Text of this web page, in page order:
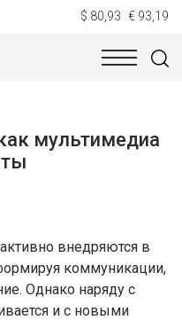
$ 80,93 € 93,19
мультимедиа
внедряются в
коммуникации,
Однако наряду с
и с новыми